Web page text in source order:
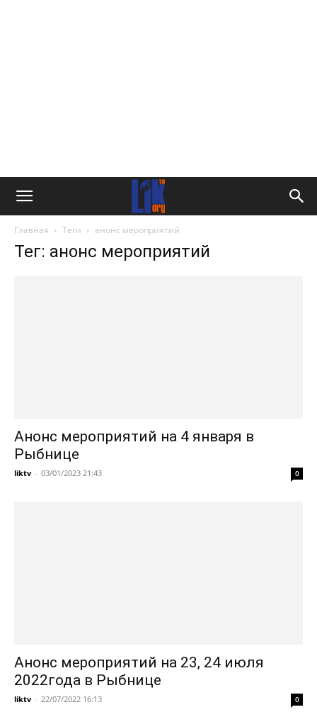
Главная Теги анонс мероприятий
Тег: анонс мероприятий
Анонс мероприятий на 4 января в
Рыбнице
liktv - 03/01/2023 21:43 0
Анонс мероприятий на 23, 24 июля
2022года в Рыбнице
liktv - 22/07/2022 16:13 0